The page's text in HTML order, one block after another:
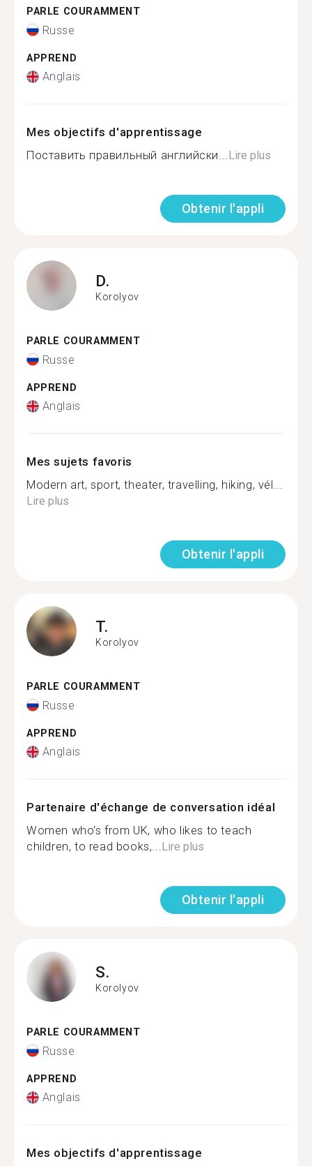
PARLE COURAMMENT
Russe
APPREND
Anglais
Mes objectifs d'apprentissage
Поставить правильный английски...Lire plus
Obtenir l'appli
D.
Korolyov
PARLE COURAMMENT
Russe
APPREND
Anglais
Mes sujets favoris
Modern art, sport, theater, travelling, hiking, vél...
Lire plus
Obtenir l'appli
T.
Korolyov
PARLE COURAMMENT
Russe
APPREND
Anglais
Partenaire d'échange de conversation idéal
Women who's from UK, who likes to teach
children, to read books,...Lire plus
Obtenir l'appli
S.
Korolyov
PARLE COURAMMENT
Russe
APPREND
Anglais
Mes objectifs d'apprentissage